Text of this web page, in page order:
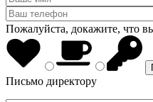
Пожалуйста, докажите, что
Письмо директору